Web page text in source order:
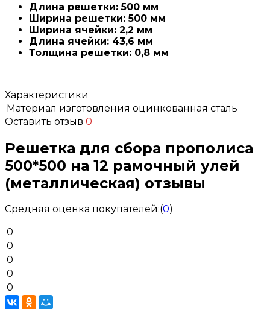
Длина решетки: 500 мм
Ширина решетки: 500 мм
Ширина ячейки: 2,2 мм
Длина ячейки: 43,6 мм
Толщина решетки: 0,8 мм
Характеристики
Материал изготовления оцинкованная сталь
Оставить отзыв 0
Решетка для сбора прополиса
500*500 на 12 рамочный улей
(металлическая) отзывы
Средняя оценка покупателей:(0)
0
0
0
0
0